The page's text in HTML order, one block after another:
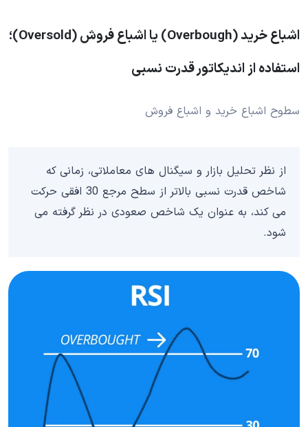
اشباع خرید (Overbough) یا اشباع فروش (Oversold)؛
استفاده از اندیکاتور قدرت نسبی
سطوح اشباع خرید و اشباع فروش
از نظر تحلیل بازار و سیگنال های معاملاتی، زمانی که
شاخص قدرت نسبی بالاتر از سطح مرجع 30 افقی حرکت
می کند، به عنوان یک شاخص صعودی در نظر گرفته می
شود.